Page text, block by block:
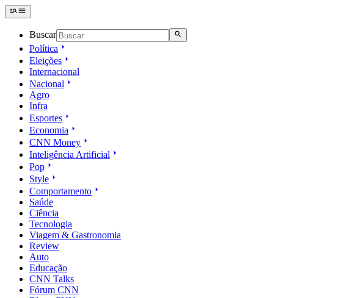
Buscar
Política
Eleições
Internacional
Nacional
Agro
Infra
Esportes
Economia
CNN Money
Inteligência Artificial
Pop
Style
Comportamento
Saúde
Ciência
Tecnologia
Viagem & Gastronomia
Review
Auto
Educação
CNN Talks
Fórum CNN